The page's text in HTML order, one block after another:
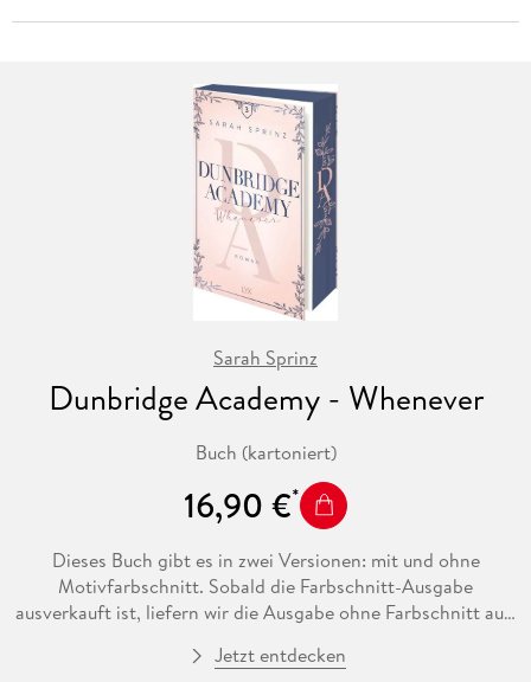
Sarah Sprinz
Dunbridge Academy - Whenever
Buch (kartoniert)
16,90 €
Dieses Buch gibt es in zwei Versionen: mit und ohne
Motivfarbschnitt. Sobald die Farbschnitt-Ausgabe
ausverkauft ist, liefern wir die Ausgabe ohne Farbschnitt aus.
Handgreiflichkeit während eines Matches wird sie als
Jetzt entdecken